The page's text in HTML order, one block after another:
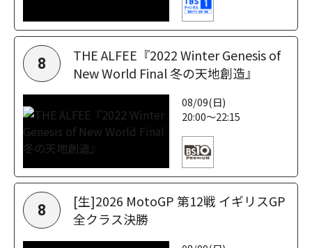
8
THE ALFEE『2022 Winter Genesis of
New World Final 冬の天地創造』
08/09(日)
20:00～22:15
8
[生]2026 MotoGP 第12戦 イギリスGP
全クラス決勝